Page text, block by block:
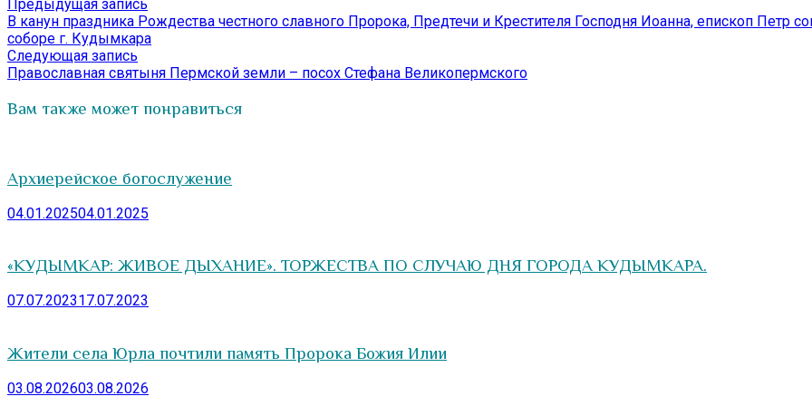
Навигация
по
записям
Предыдущая запись
запись:
В канун праздника Рождества честного славного Пророка, Предтечи и Крестителя Господня Иоанна, епископ
соборе г. Кудымкара
Следующая запись
запись:
Православная святыня Пермской земли – посох Стефана Великопермского
Вам также может понравиться
Архиерейское богослужение
04.01.202504.01.2025
«КУДЫМКАР: ЖИВОЕ ДЫХАНИЕ». ТОРЖЕСТВА ПО СЛУЧАЮ ДНЯ ГОРОДА КУДЫМКАРА.
07.07.202317.07.2023
Жители села Юрла почтили память Пророка Божия Илии
03.08.202603.08.2026